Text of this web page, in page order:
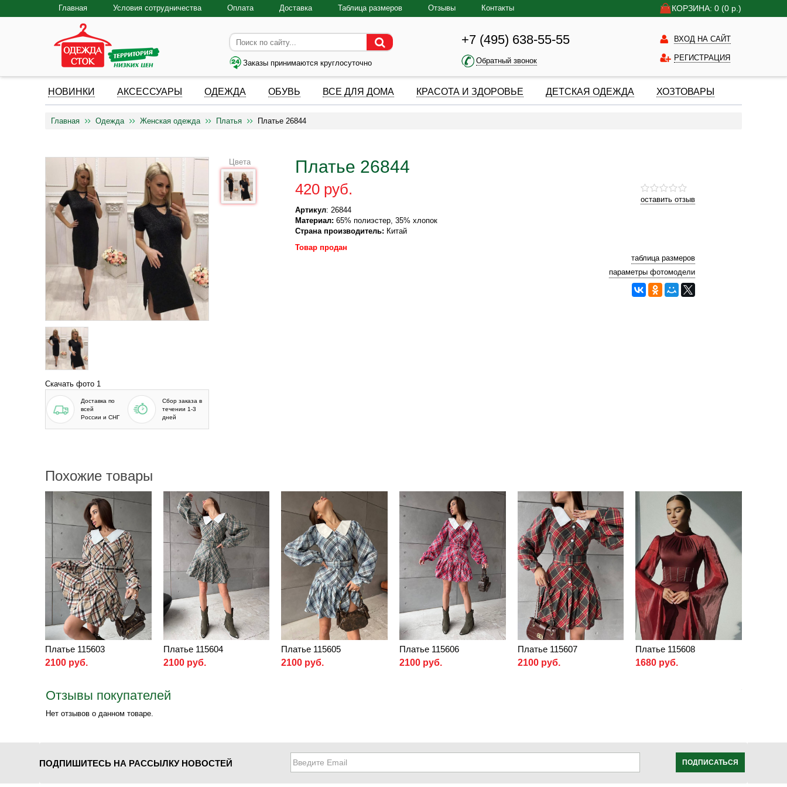
КОРЗИНА: 0 (0 р.)
Главная Условия сотрудничества Оплата Доставка Таблица размеров Отзывы Контакты
Заказы принимаются круглосуточно
+7 (495) 638-55-55
Обратный звонок
ВХОД НА САЙТ
РЕГИСТРАЦИЯ
НОВИНКИ АКСЕССУАРЫ ОДЕЖДА ОБУВЬ ВСЕ ДЛЯ ДОМА КРАСОТА И ЗДОРОВЬЕ ДЕТСКАЯ ОДЕЖДА ХОЗТОВАРЫ
Главная Одежда Женская одежда Платья Платье 26844
Скачать фото 1
Доставка по
всей
России и СНГ
Сбор заказа в
течении 1-3
дней
Платье 26844
оставить отзыв
420 руб.
Артикул: 26844
Материал: 65% полиэстер, 35% хлопок
Страна производитель: Китай
Цвета
Товар продан
таблица размеров
параметры фотомодели
Похожие товары
Платье 115603
2100 руб.
Платье 115604
2100 руб.
Платье 115605
2100 руб.
Платье 115606
2100 руб.
Платье 115607
2100 руб.
Платье 115608
1680 руб.
Отзывы покупателей
Нет отзывов о данном товаре.
ПОДПИШИТЕСЬ НА РАССЫЛКУ НОВОСТЕЙ ПОДПИСАТЬСЯ